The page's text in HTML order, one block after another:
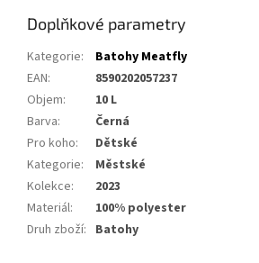
Doplňkové parametry
Kategorie:
Batohy Meatfly
EAN:
8590202057237
Objem:
10 L
Barva:
Černá
Pro koho:
Dětské
Kategorie:
Městské
Kolekce:
2023
Materiál:
100% polyester
Druh zboží: Batohy